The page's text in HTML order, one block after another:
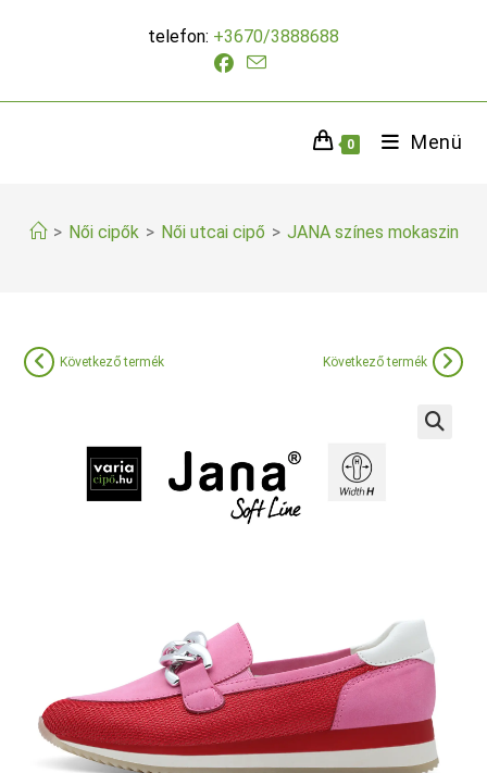
telefon: +3670/3888688
0 Menü
> Női cipők > Női utcai cipő > JANA színes mokaszin
Következő termék Következő termék